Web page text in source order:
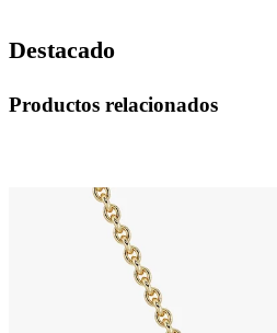
Destacado
Productos relacionados